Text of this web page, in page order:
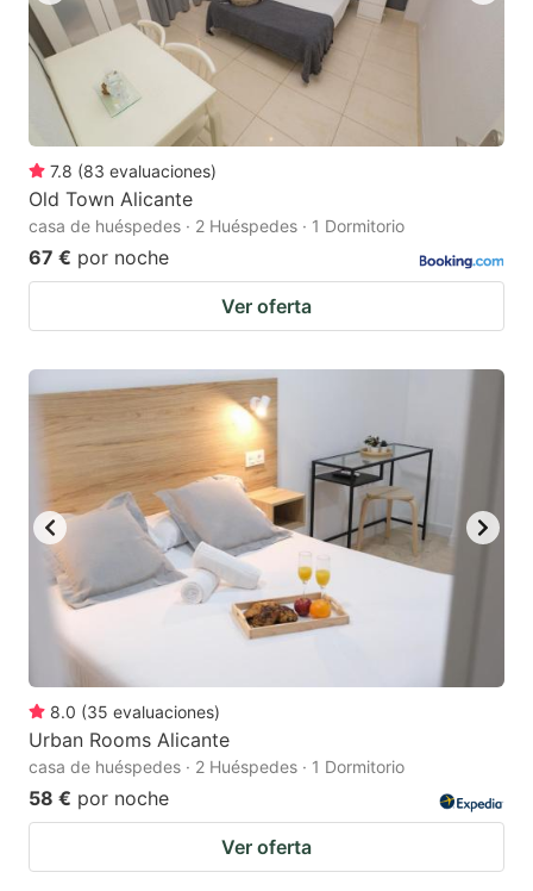
7.8 (83 evaluaciones)
Old Town Alicante
casa de huéspedes · 2 Huéspedes · 1 Dormitorio
67 € por noche
Ver oferta
8.0 (35 evaluaciones)
Urban Rooms Alicante
casa de huéspedes · 2 Huéspedes · 1 Dormitorio
58 € por noche
Ver oferta